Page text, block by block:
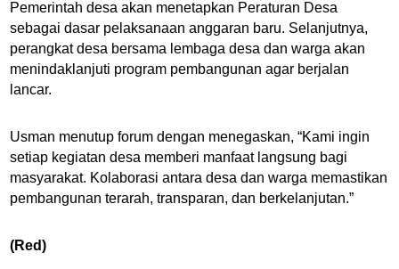
Pemerintah desa akan menetapkan Peraturan Desa
sebagai dasar pelaksanaan anggaran baru. Selanjutnya,
perangkat desa bersama lembaga desa dan warga akan
menindaklanjuti program pembangunan agar berjalan
lancar.
Usman menutup forum dengan menegaskan, “Kami ingin
setiap kegiatan desa memberi manfaat langsung bagi
masyarakat. Kolaborasi antara desa dan warga memastikan
pembangunan terarah, transparan, dan berkelanjutan.”
(Red)